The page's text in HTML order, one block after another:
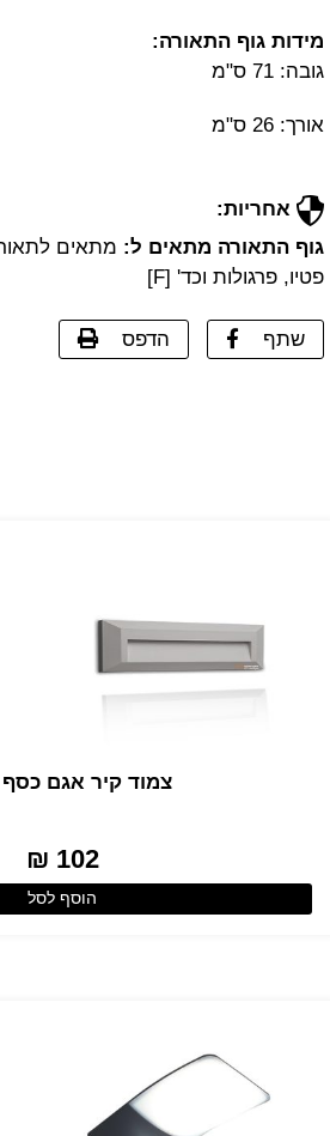
מידות גוף התאורה:
גובה: 71 ס"מ
אורך: 26 ס"מ
אחריות:
גוף התאורה מתאים ל: מתאים
פטיו, פרגולות וכד' [F]
שתף הדפס
צמוד קיר אגם כסף
102 ₪
הוסף לסל